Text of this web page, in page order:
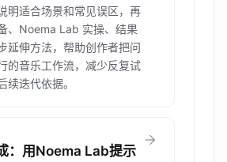
明适合场景和常见误区，再
、Noema Lab 实操、结果
延伸方法，帮助创作者把问
的音乐工作流，减少反复试
续迭代依据。
：用Noema Lab提示
arrow_forward